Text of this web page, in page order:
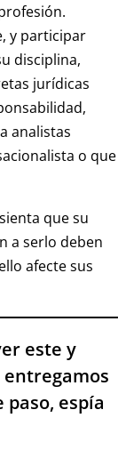
y participar
disciplina,
jurídicas
analistas
o que
que su
a serlo deben
afecte sus
este y
espía